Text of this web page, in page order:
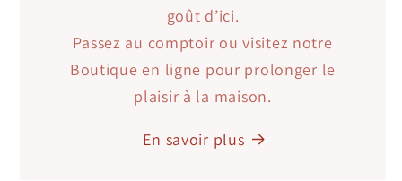
goût d’ici.
Passez au comptoir ou visitez notre
Boutique en ligne pour prolonger le
plaisir à la maison.
En savoir plus